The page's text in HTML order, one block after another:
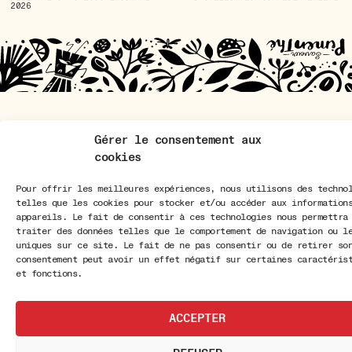
Gérer le consentement aux
cookies
Pour offrir les meilleures expériences, nous utilisons des
telles que les cookies pour stocker et/ou accéder aux
appareils. Le fait de consentir à ces technologies nous permettra
traiter des données telles que le comportement de navigation ou
uniques sur ce site. Le fait de ne pas consentir ou de retirer son
consentement peut avoir un effet négatif sur certaines
et fonctions.
ACCEPTER
2026